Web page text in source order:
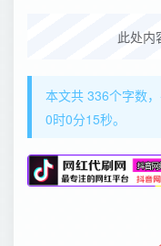
此处内
本文共 336个字数
0时0分16秒。